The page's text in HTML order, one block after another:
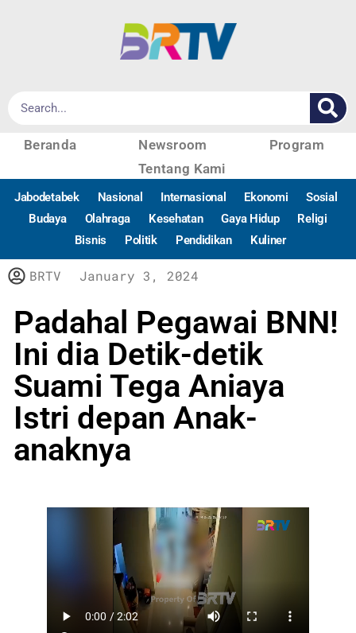
Beranda Newsroom
Program
Tentang Kami
Jabodetabek Nasional Internasional Ekonomi
Sosial
Budaya
Olahraga Kesehatan Gaya Hidup
Religi
Bisnis
Politik Pendidikan Kuliner
BRTV January 3, 2024
Padahal Pegawai BNN!
Ini dia Detik-detik
Suami Tega Aniaya
Istri depan Anak-
anaknya